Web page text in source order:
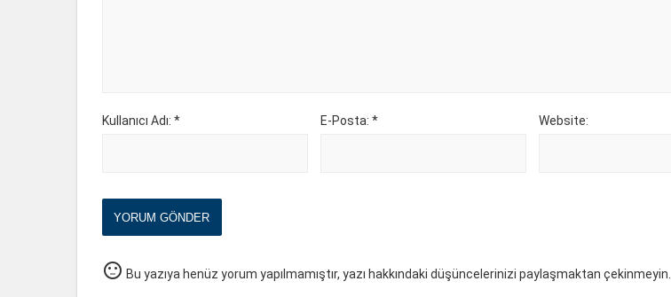
Kullanıcı Adı: * E-Posta: * Website:
YORUM GÖNDER
sentiment_neutral Bu yazıya henüz yorum yapılmamıştır, yazı hakkındaki düşüncelerinizi paylaşmaktan çekinmeyin.